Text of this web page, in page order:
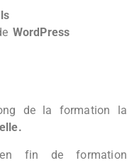
WordPress
de la formation la
fin de formation